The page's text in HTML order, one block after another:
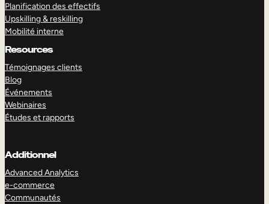
Planification des effectifs
Upskilling & reskilling
Mobilité interne
Resources
Témoignages clients
Blog
Événements
Webinaires
Études et rapports
Additionnel
Advanced Analytics
e-commerce
Communautés